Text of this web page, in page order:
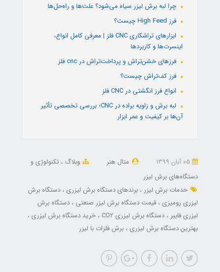
چرا لبه برش لیزر سیاه می‌شود؟ علت‌ها و راه‌حل‌ها
فرز High Feed چیست؟
ابزارهای تراشکاری CNC فلز | معرفی کامل انواع،
اینسرت‌ها و کاربردها
فرزهای خشن‌تراش و پرداخت‌تراش در cnc فلز
فرز کف‌تراش چیست؟
انواع فرز انگشتی در CNC فلز
لبه برش و زاویه براده در CNC؛ بررسی تخصصی تأثیر
آن‌ها بر کیفیت و عمر ابزار
متال هنر وبلاگ
تکنولوژی و
دستگاه‌های برش لیزر
خدمات برش لیزر
برندهای دستگاه برش لیزری دستگاه برش
لیزری رومیزی قیمت دستگاه برش لیزر صنعتی
دستگاه برش
لیزری فایبر
دستگاه برش لیزری CO2
خرید دستگاه برش لیزری
بهترین دستگاه برش لیزری برش فلزات با لیزر